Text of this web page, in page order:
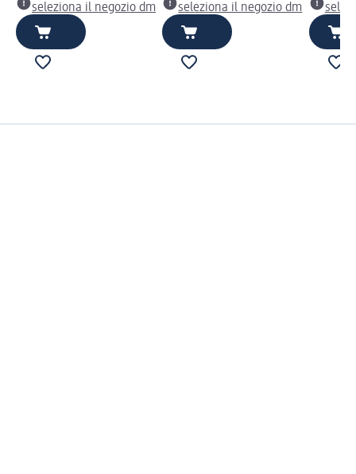
seleziona il negozio dm
seleziona il negozio dm